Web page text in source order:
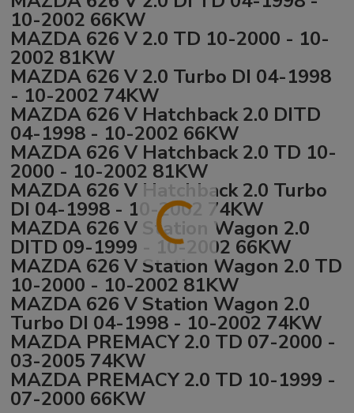
10-2002 66KW
MAZDA 626 V 2.0 TD 10-2000 - 10-
2002 81KW
MAZDA 626 V 2.0 Turbo DI 04-1998
- 10-2002 74KW
MAZDA 626 V Hatchback 2.0 DITD
04-1998 - 10-2002 66KW
MAZDA 626 V Hatchback 2.0 TD 10-
2000 - 10-2002 81KW
MAZDA 626 V Hatchback 2.0 Turbo
DI 04-1998 - 10-2002 74KW
MAZDA 626 V Station Wagon 2.0
DITD 09-1999 - 10-2002 66KW
MAZDA 626 V Station Wagon 2.0 TD
10-2000 - 10-2002 81KW
MAZDA 626 V Station Wagon 2.0
Turbo DI 04-1998 - 10-2002 74KW
MAZDA PREMACY 2.0 TD 07-2000 -
03-2005 74KW
MAZDA PREMACY 2.0 TD 10-1999 -
07-2000 66KW